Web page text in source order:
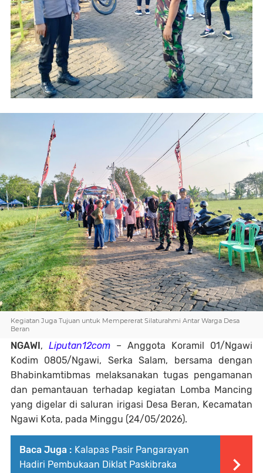
Kegiatan Juga Tujuan untuk Mempererat Silaturahmi Antar Warga Desa
Beran
NGAWI, Liputan12com – Anggota Koramil 01/Ngawi
Kodim 0805/Ngawi, Serka Salam, bersama dengan
Bhabinkamtibmas melaksanakan tugas pengamanan
dan pemantauan terhadap kegiatan Lomba Mancing
yang digelar di saluran irigasi Desa Beran, Kecamatan
Ngawi Kota, pada Minggu (24/05/2026).
Baca Juga : Kalapas Pasir Pangarayan
Hadiri Pembukaan Diklat Paskibraka